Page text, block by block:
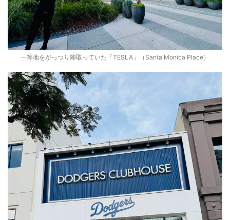
一等地をがっつり陣取っていた「TESLA」（Santa Monica Place）